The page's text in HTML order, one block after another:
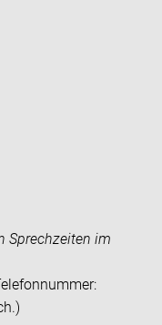
Sprechzeiten im